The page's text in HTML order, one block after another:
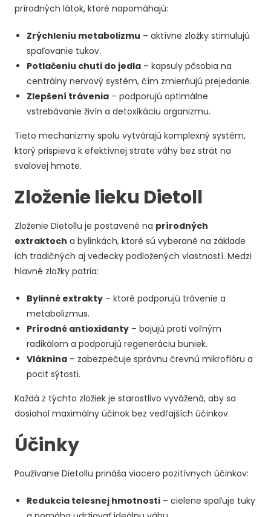
prírodných látok, ktoré napomáhajú:
Zrýchleniu metabolizmu – aktívne zložky stimulujú
spaľovanie tukov.
Potlačeniu chuti do jedla – kapsuly pôsobia na
centrálny nervový systém, čím zmierňujú prejedanie.
Zlepšení trávenia – podporujú optimálne
vstrebávanie živín a detoxikáciu organizmu.
Tieto mechanizmy spolu vytvárajú komplexný systém,
ktorý prispieva k efektívnej strate váhy bez strát na
svalovej hmote.
Zloženie lieku Dietoll
Zloženie Dietollu je postavené na prírodných
extraktoch a bylinkách, ktoré sú vyberané na základe
ich tradičných aj vedecky podložených vlastností. Medzi
hlavné zložky patria:
Bylinné extrakty – ktoré podporujú trávenie a
metabolizmus.
Prírodné antioxidanty – bojujú proti voľným
radikálom a podporujú regeneráciu buniek.
Vláknina – zabezpečuje správnu črevnú mikroflóru a
pocit sýtosti.
Každá z týchto zložiek je starostlivo vyvážená, aby sa
dosiahol maximálny účinok bez vedľajších účinkov.
Účinky
Používanie Dietollu prináša viacero pozitívnych účinkov:
Redukcia telesnej hmotnosti – cielene spaľuje tuky